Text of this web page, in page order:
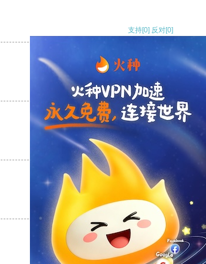
支持[0] 反对[0]
支持[0] 反对
支持
反对 [0]